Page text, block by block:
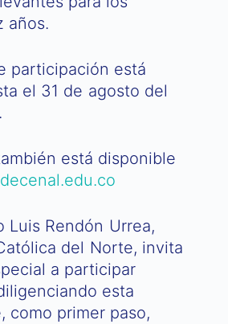
años.
participación está
el 31 de agosto del
está disponible
Luis Rendón Urrea,
del Norte, invita
a participar
esta
como primer paso,